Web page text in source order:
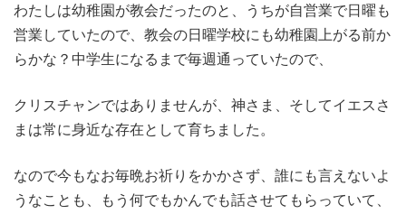
わたしは幼稚園が教会だったのと、うちが自営業で日曜も
営業していたので、教会の日曜学校にも幼稚園上がる前か
らかな？中学生になるまで毎週通っていたので、
クリスチャンではありませんが、神さま、そしてイエスさ
まは常に身近な存在として育ちました。
なので今もなお毎晩お祈りをかかさず、誰にも言えないよ
うなことも、もう何でもかんでも話させてもらっていて、